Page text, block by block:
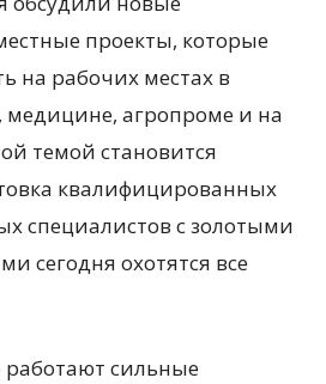
проекты, которые
на рабочих местах в
агропроме и на
темой становится
квалифицированных
специалистов с золотыми
сегодня охотятся все
работают сильные